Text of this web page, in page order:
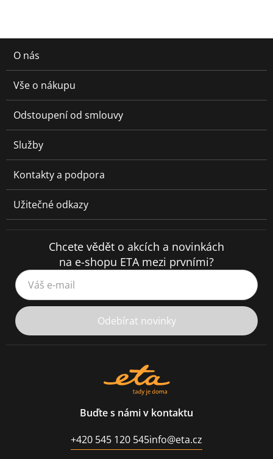
O nás
Vše o nákupu
Odstoupení od smlouvy
Služby
Kontakty a podpora
Užitečné odkazy
Chcete vědět o akcích a novinkách
na e-shopu ETA mezi prvními?
Váš e-mail
Odebírat novinky
Buďte s námi v kontaktu
+420 545 120 545info@eta.cz